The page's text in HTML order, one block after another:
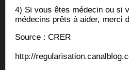
4) Si vous êtes méde­cin ou si
méde­cins prêts à aider, mer­ci
Source : CRER
http://